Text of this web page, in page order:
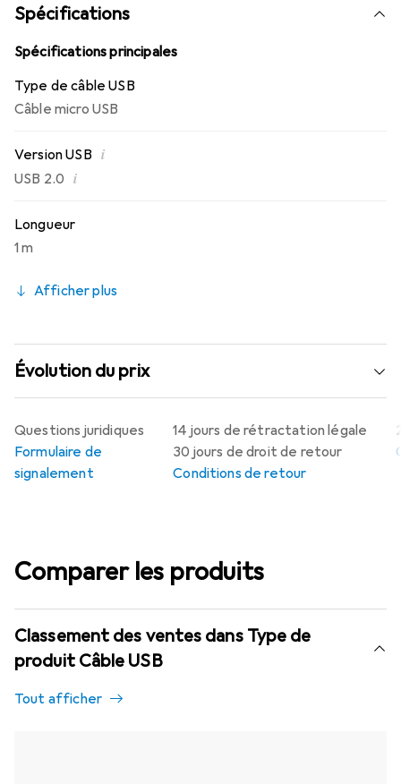
Spécifications
Spécifications principales
Type de câble USB
Câble micro USB
Version USB i
USB 2.0 i
Longueur
1 m
Afficher plus
Évolution du prix
14 jours de rétractation légale
30 jours de droit de retour
Conditions de retour
Questions juridiques
Formulaire de
signalement
Comparer les produits
Classement des ventes dans Type de
produit Câble USB
Tout afficher